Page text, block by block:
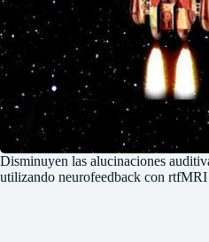
Disminuyen las alucinaciones
utilizando neurofeedback con rtfMRI